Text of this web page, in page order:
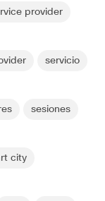
provider
servicio
sesiones
city